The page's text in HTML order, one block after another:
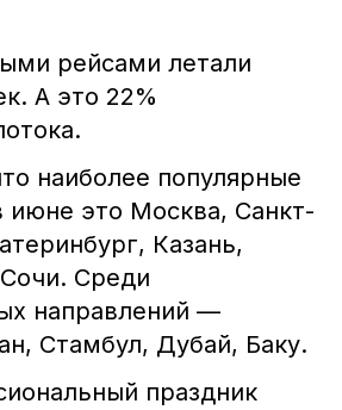
рейсами летали
А это 22%
наиболее популярные
июне это Москва, Санкт-
Казань,
Среди
направлений —
Стамбул, Дубай, Баку.
праздник